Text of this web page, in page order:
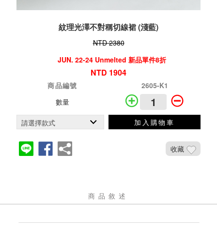
紋理光澤不對稱切線裙 (淺藍)
NTD 2380
JUN. 22-24 Unmelted 新品單件8折
NTD 1904
商品編號
2605-K1
數量
加入購物車
收藏
商品敘述